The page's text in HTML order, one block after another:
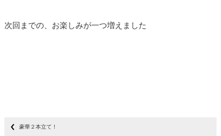
次回までの、お楽しみが一つ増えました
豪華２本立て！